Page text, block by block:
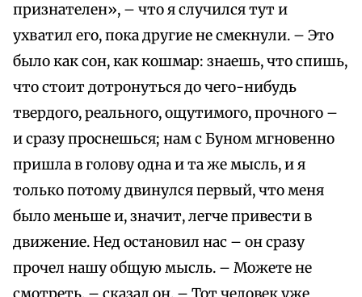
признателен», – что я случился тут и
ухватил его, пока другие не смекнули. – Это
было как сон, как кошмар: знаешь, что спишь,
что стоит дотронуться до чего-нибудь
твердого, реального, ощутимого, прочного –
и сразу проснешься; нам с Буном мгновенно
пришла в голову одна и та же мысль, и я
только потому двинулся первый, что меня
было меньше и, значит, легче привести в
движение. Нед остановил нас – он сразу
прочел нашу общую мысль. – Можете не